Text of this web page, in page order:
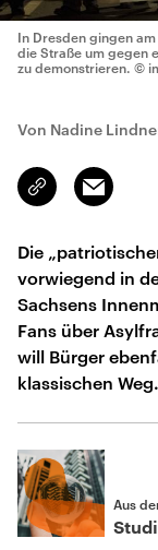
In Dresden gingen
die Straße um gegen
zu demonstrieren. ©
Von Nadine
Link
kopieren/teilen
Email
Die
vorwiegend in
Sachsens
Fans über
will Bürger
klassischen Weg.
Aus